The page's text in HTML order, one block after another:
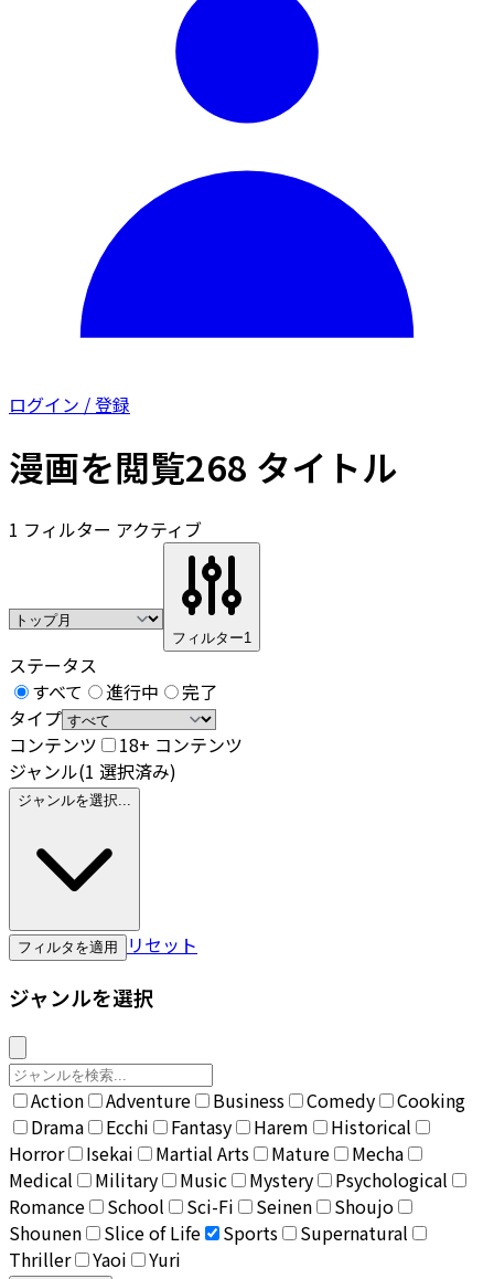
ログイン / 登録
漫画を閲覧268 タイトル
1 フィルター アクティブ
フィルター1
ステータス
すべて
進行中
完了
タイプ
コンテンツ
18+ コンテンツ
ジャンル(1 選択済み)
ジャンルを選択...
フィルタを適用 リセット
ジャンルを選択
Action Adventure Business Comedy
Cooking
Drama
Ecchi Fantasy Harem
Historical
Horror
Isekai Martial Arts Mature
Mecha
Medical
Military Music Mystery
Psychological
Romance
School Sci-Fi Seinen
Shoujo
Shounen
Slice of Life Sports
Supernatural
Thriller
Yaoi Yuri